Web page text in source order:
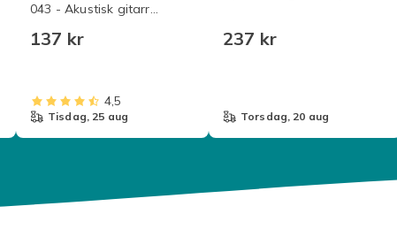
043 - Akustisk gitarr
137 kr
4,5
tisdag, 25 aug
237 kr
torsdag, 20 aug